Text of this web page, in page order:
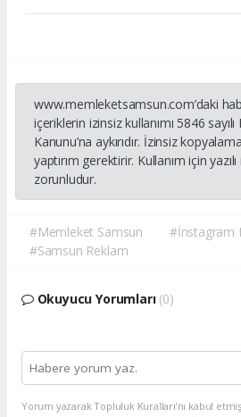
www.memleketsamsun.com’daki
içeriklerin izinsiz kullanımı 5846
Kanunu’na aykırıdır. İzinsiz
yaptırım gerektirir. Kullanım için yazılı
zorunludur.
#Memleket Samsun
#İnstagram
#Samsun Reklam
Okuyucu Yorumları (0)
Yorum yazarak Topluluk Kuralları’nı kabul